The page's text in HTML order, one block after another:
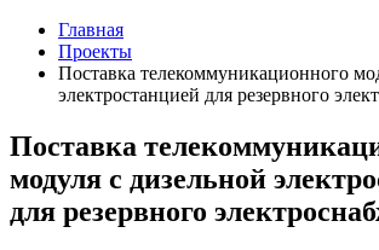
Главная
Проекты
Поставка телекоммуникационного
электростанцией для резервного
Поставка
модуля с дизельной
для резервного